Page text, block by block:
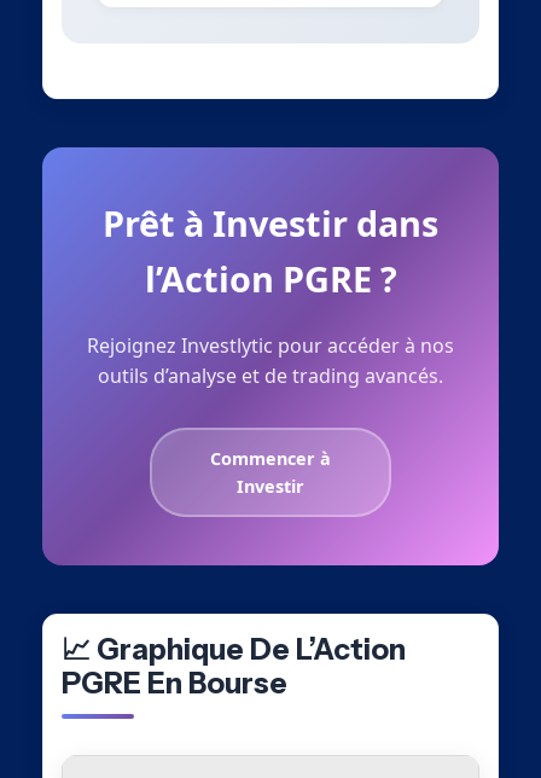
Prêt à Investir dans
l’Action PGRE ?
Rejoignez Investlytic pour accéder à nos
outils d’analyse et de trading avancés.
Commencer à
Investir
📈 Graphique De L’Action
PGRE En Bourse